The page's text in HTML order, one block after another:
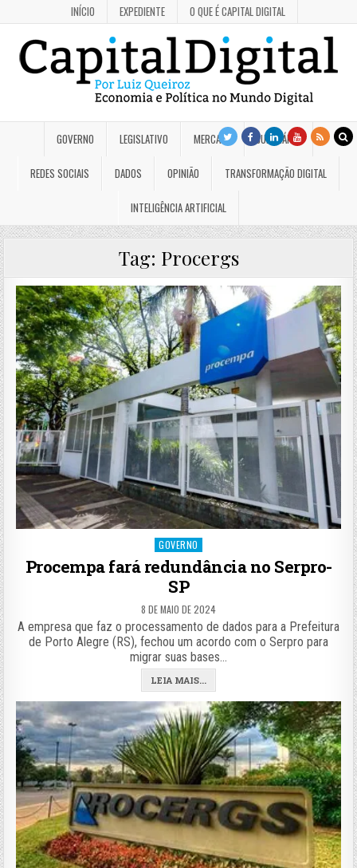
INÍCIO EXPEDIENTE O QUE É CAPITAL DIGITAL
GOVERNO LEGISLATIVO MERCADO JUDICIÁRIO
REDES SOCIAIS DADOS OPINIÃO TRANSFORMAÇÃO DIGITAL
INTELIGÊNCIA ARTIFICIAL
Tag: Procergs
Posted
GOVERNO
Procempa fará redundância no Serpro-
SP
8 DE MAIO DE 2024
A empresa que faz o processamento de dados para a Prefeitura
de Porto Alegre (RS), fechou um acordo com o Serpro para
migrar suas bases…
LEIA MAIS...